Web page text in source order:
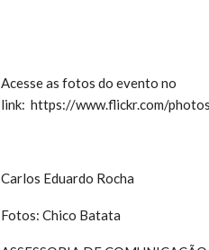
Acesse as fotos do evento no
link: https://www.flickr.com/
Carlos Eduardo Rocha
Fotos: Chico Batata